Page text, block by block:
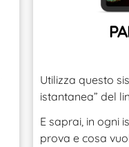
Utilizza questo
istantanea” del
E saprai, in ogni
prova e cosa